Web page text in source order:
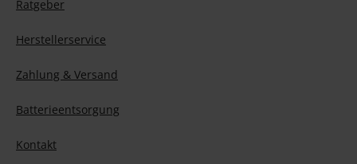
Ratgeber
Herstellerservice
Zahlung & Versand
Batterieentsorgung
Kontakt